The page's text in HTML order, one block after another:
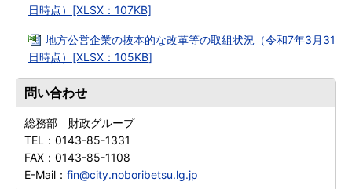
日時点）[XLSX：107KB]
地方公営企業の抜本的な改革等の取組状況（令和7年3月31
日時点）[XLSX：105KB]
問い合わせ
総務部 財政グループ
TEL： 0143-85-1331
FAX： 0143-85-1108
E-Mail： fin@city.noboribetsu.lg.jp